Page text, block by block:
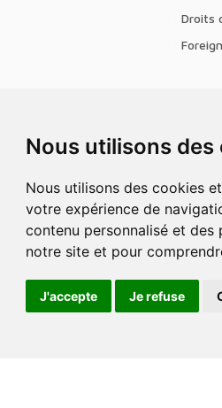
Nous utilisons
Nous utilisons des cookies et d'autres technologies de suivi pour améliorer
votre expérience de
contenu personnalisé et
notre site et pour
J'accepte Je refuse
recevoir nos nouvelles offres,
sur les ventes et les
vous désinscrire à tout moment.
ici notre politique de protection de vos